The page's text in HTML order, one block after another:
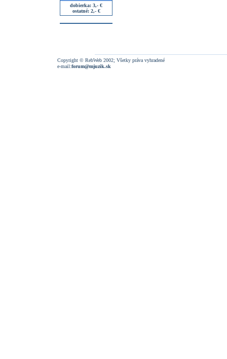
dobierka: 3,- €
ostatné: 2,- €
Copyright © RebWeb 2002; Všetky práva vyhradené
e-mail:forum@mjuzik.sk